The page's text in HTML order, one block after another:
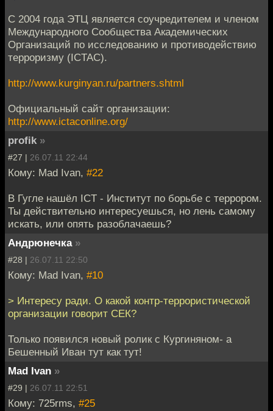
С 2004 года ЭТЦ является соучредителем и членом
Международного Сообщества Академических
Организаций по исследованию и противодействию
терроризму (ICTAC).
http://www.kurginyan.ru/partners.shtml
Официальный сайт организации:
http://www.ictaconline.org/
profik »
#27 | 26.07.11 22:44
Кому: Mad Ivan, #22
В Гугле нашёл ICT - Институт по борьбе с террором.
Ты действительно интересуешься, но лень самому
искать, или опять разоблачаешь?
Андрюнечка »
#28 | 26.07.11 22:50
Кому: Mad Ivan, #10
> Интересу ради. О какой контр-террористической
организации говорит СЕК?
Только появился новый ролик с Кургиняном- а
Бешенный Иван тут как тут!
Mad Ivan »
#29 | 26.07.11 22:51
Кому: 725rms, #25